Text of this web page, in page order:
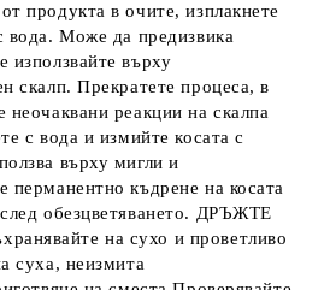
продукта в очите, изплакнете
вода. Може да предизвика
използвайте върху
скалп. Прекратете процеса, в
неочаквани реакции на скалпа
с вода и измийте косата с
върху мигли и
перманентно къдрене на косата
обезцветяването. ДРЪЖТЕ
на сухо и проветливо
суха, неизмита